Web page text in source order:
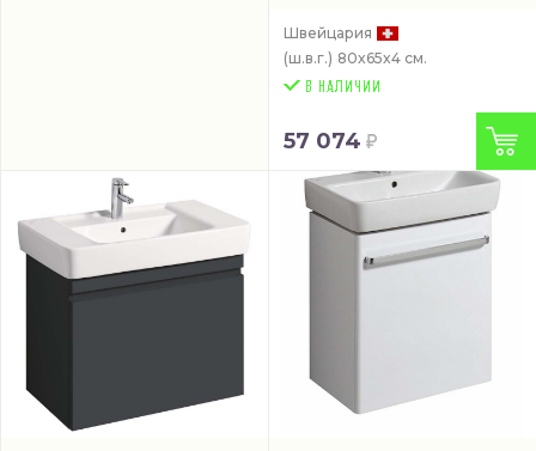
Швейцария
(ш.в.г.) 80x65x4 см.
57 074